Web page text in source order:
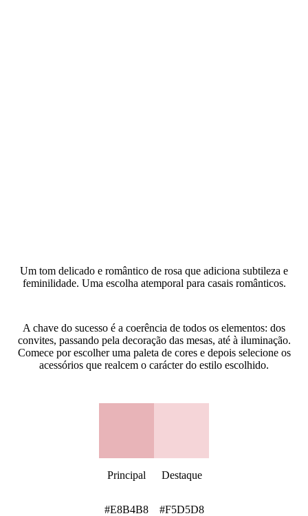
Um tom delicado e romântico de rosa que adiciona subtileza e
feminilidade. Uma escolha atemporal para casais românticos.
A chave do sucesso é a coerência de todos os elementos: dos
convites, passando pela decoração das mesas, até à iluminação.
Comece por escolher uma paleta de cores e depois selecione os
acessórios que realcem o carácter do estilo escolhido.
Principal
#E8B4B8
Destaque
#F5D5D8